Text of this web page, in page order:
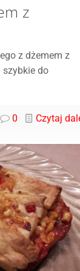
z
z dżemem z
szybkie do
0 Czytaj